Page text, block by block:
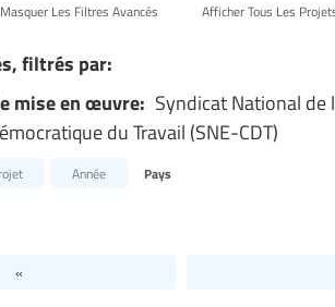
Masquer Les Filtres Avancés Afficher Tous Les
filtrés par:
mise en œuvre: Syndicat National
du Travail (SNE-CDT)
Année Pays
«